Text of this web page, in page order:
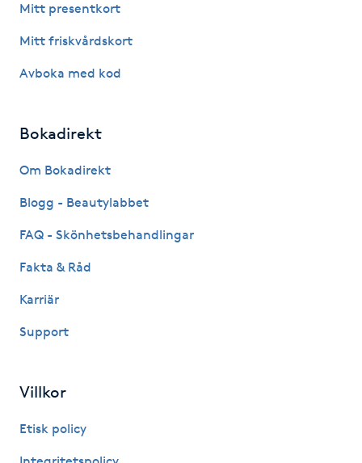
Hollywood Peel
Hudföryngring
Hudvård
Hyaluronsyra
Hypnos
Mitt presentkort
Mitt friskvårdskort
Avboka med kod
Bokadirekt
Om Bokadirekt
Blogg - Beautylabbet
FAQ - Skönhetsbehandlingar
Fakta & Råd
Karriär
Support
Villkor
Etisk policy